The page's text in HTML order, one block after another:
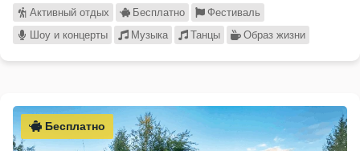
Активный отдых Бесплатно
Фестиваль
Шоу и концерты
Музыка Танцы Образ жизни
Бесплатно